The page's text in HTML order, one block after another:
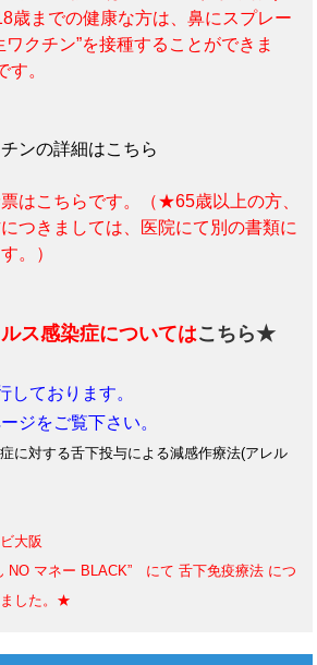
歳までの健康な方は、鼻にスプレー
ワクチン”を接種することができま
す。
ンの詳細はこちら
はこちらです。（★65歳以上の方、
つきましては、医院にて別の書類に
。）
ス感染症についてはこちら★
しております。
ジをご覧下さい。
に対する舌下投与による減感作療法(アレル
大阪
NO マネー BLACK” にて 舌下免疫療法 につ
ました。★